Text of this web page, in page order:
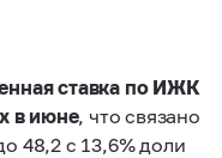
ставка по ИЖК
в июне, что связано
48,2 с 13,6% доли